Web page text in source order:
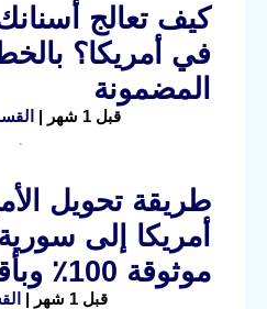
كيف تعالج
في أمريكا؟
المضمونة
قبل 1 شهر |
طريقة تحويل
أمريكا إلى
موثوقة 100٪ وبأقل عمولة؟
قبل 1 شهر |